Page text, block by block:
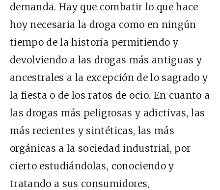
demanda. Hay que combatir lo que hace
hoy necesaria la droga como en ningún
tiempo de la historia permitiendo y
devolviendo a las drogas más antiguas y
ancestrales a la excepción de lo sagrado y
la fiesta o de los ratos de ocio. En cuanto a
las drogas más peligrosas y adictivas, las
más recientes y sintéticas, las más
orgánicas a la sociedad industrial, por
cierto estudiándolas, conociendo y
tratando a sus consumidores,